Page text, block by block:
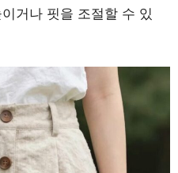
거나 핏을 조절할 수 있